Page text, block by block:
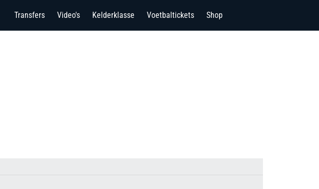
Transfers Video's Kelderklasse Voetbaltickets Shop